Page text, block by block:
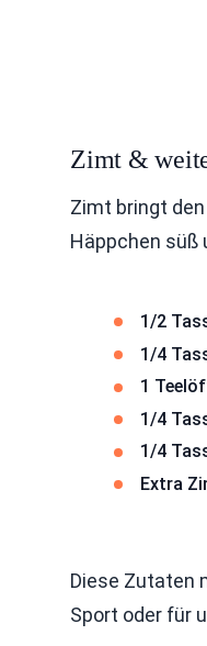
Zimt &
Zimt bringt
Häppchen süß
1/2
1/4
1
1/4
1/4
Extra
Diese Zutaten
Sport oder für